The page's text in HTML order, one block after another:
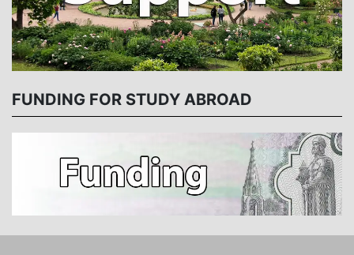
FUNDING FOR STUDY ABROAD